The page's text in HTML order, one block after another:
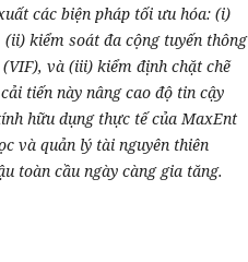
các biện pháp tối ưu hóa: (i)
kiểm soát đa cộng tuyến thông
và (iii) kiểm định chặt chẽ
tiến này nâng cao độ tin cậy
hữu dụng thực tế của MaxEnt
và quản lý tài nguyên thiên
toàn cầu ngày càng gia tăng.